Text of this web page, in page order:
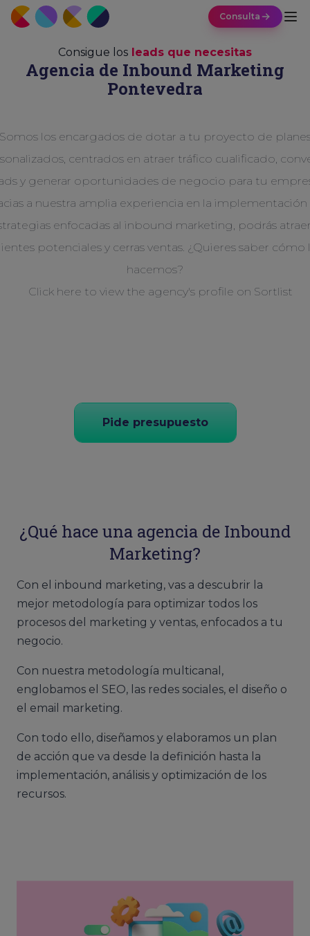
Consulta
Consigue los leads que necesitas
Agencia de Inbound Marketing
Pontevedra
los encargados de dotar a tu proyecto de
centrados en atraer tráfico cualificado,
y generar oportunidades de negocio para tu
a nuestra amplia experiencia en la
enfocadas al inbound marketing, podrás
potenciales y cerras ventas. ¿Quieres saber cómo
hacemos?
Pide presupuesto
¿Qué hace una agencia de Inbound
Marketing?
Con el inbound marketing, vas a descubrir la
mejor metodología para optimizar todos los
procesos del marketing y ventas, enfocados a tu
negocio.
Con nuestra metodología multicanal,
englobamos el SEO, las redes sociales, el diseño o
el email marketing.
Con todo ello, diseñamos y elaboramos un plan
de acción que va desde la definición hasta la
implementación, análisis y optimización de los
recursos.